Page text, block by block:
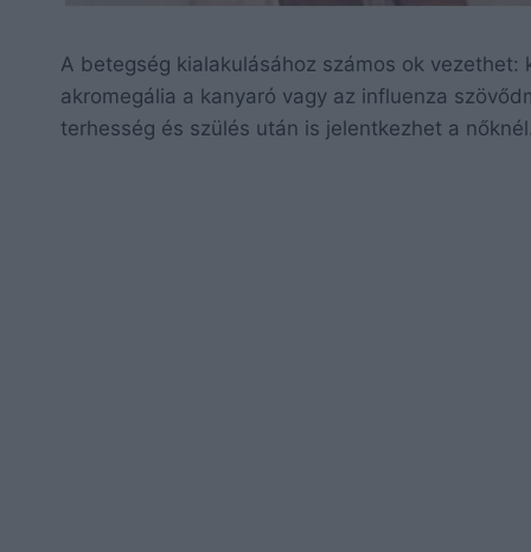
A betegség kialakulásához számos ok
akromegália a kanyaró vagy az influenza
terhesség és szülés után is jelentkezhet a nőknél.